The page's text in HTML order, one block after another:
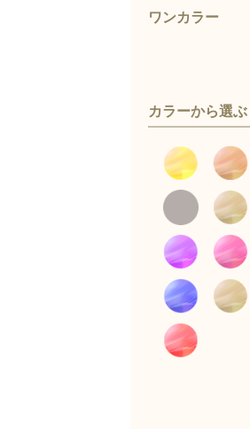
ワンカラー
カラーから選ぶ